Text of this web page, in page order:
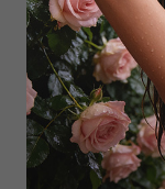
Плавки
12 000 ₽